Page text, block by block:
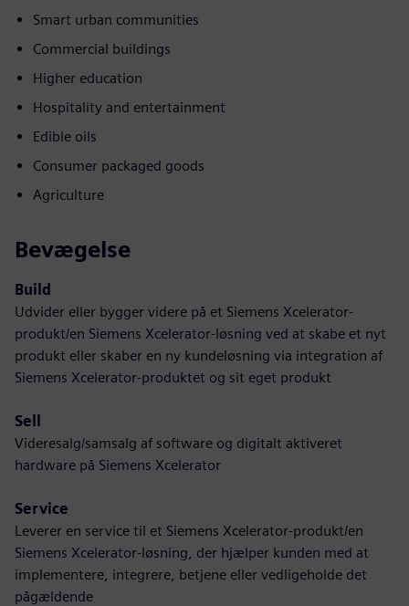
Smart urban communities
Commercial buildings
Higher education
Hospitality and entertainment
Edible oils
Consumer packaged goods
Agriculture
Bevægelse
Build
Udvider eller bygger videre på et Siemens Xcelerator-
produkt/en Siemens Xcelerator-løsning ved at skabe et nyt
produkt eller skaber en ny kundeløsning via integration af
Siemens Xcelerator-produktet og sit eget produkt
Sell
Videresalg/samsalg af software og digitalt aktiveret
hardware på Siemens Xcelerator
Service
Leverer en service til et Siemens Xcelerator-produkt/en
Siemens Xcelerator-løsning, der hjælper kunden med at
implementere, integrere, betjene eller vedligeholde det
pågældende